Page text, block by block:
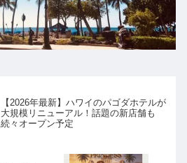
【2026年最新】ハワイのパゴダホテルが
大規模リニューアル！話題の新店舗も
続々オープン予定